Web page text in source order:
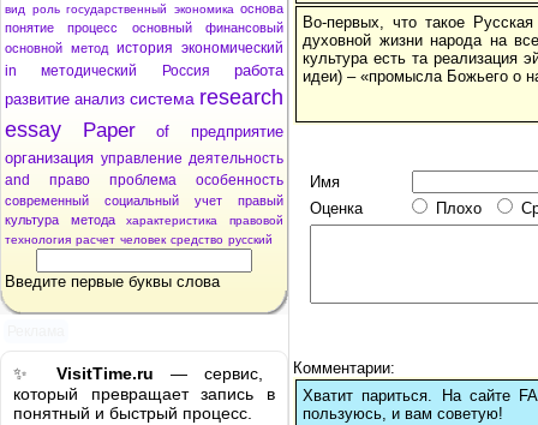
вид
роль государственный экономика основа
понятие
процесс основный
финансовый
основной метод история экономический
in
методический Россия
работа
развитие анализ система research
essay
Paper of
предприятие
организация управление деятельность
and
право проблема особенность
современный социальный учет
правый
культура
метода характеристика
правовой
технология расчет человек средство русский
Введите первые буквы слова
✨ VisitTime.ru — сервис,
который превращает запись в
понятный и быстрый процесс.
Во-первых, что такое
духовной жизни народа на
культура есть та реализация
идеи) – «промысла Божьего о
Имя
Оценка
Плохо
Комментарии:
Хватит париться. На сайте
пользуюсь, и вам советую!